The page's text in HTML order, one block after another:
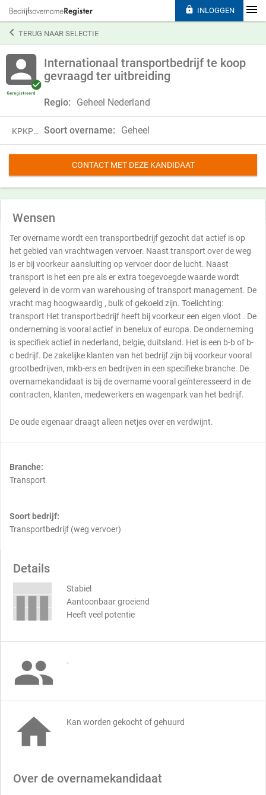
TERUG NAAR SELECTIE
Internationaal transportbedrijf te koop
gevraagd ter uitbreiding
Regio: Geheel Nederland
KPKP19SYK12P Soort overname: Geheel
CONTACT MET DEZE KANDIDAAT
Wensen
Ter overname wordt een transportbedrijf gezocht dat actief is op
het gebied van vrachtwagen vervoer. Naast transport over de weg
is er bij voorkeur aansluiting op vervoer door de lucht. Naast
transport is het een pre als er extra toegevoegde waarde wordt
geleverd in de vorm van warehousing of transport management. De
vracht mag hoogwaardig , bulk of gekoeld zijn. Toelichting:
transport Het transportbedrijf heeft bij voorkeur een eigen vloot . De
onderneming is vooral actief in benelux of europa. De onderneming
is specifiek actief in nederland, belgie, duitsland. Het is een b-b of b-
c bedrijf. De zakelijke klanten van het bedrijf zijn bij voorkeur vooral
grootbedrijven, mkb-ers en bedrijven in een specifieke branche. De
overnamekandidaat is bij de overname vooral geïnteresseerd in de
contracten, klanten, medewerkers en wagenpark van het bedrijf.
De oude eigenaar draagt alleen netjes over en verdwijnt.
Branche:
Transport
Soort bedrijf:
Transportbedrijf (weg vervoer)
Details
Stabiel
Aantoonbaar groeiend
Heeft veel potentie
 -
 Kan worden gekocht of gehuurd
Over de overnamekandidaat
 INLOGGEN